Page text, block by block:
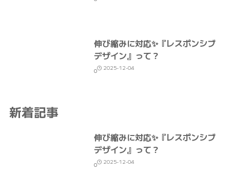
伸び縮みに対応✨『レスポンシブ
デザイン』って？
0 2025-12-04
新着記事
伸び縮みに対応✨『レスポンシブ
デザイン』って？
0 2025-12-04